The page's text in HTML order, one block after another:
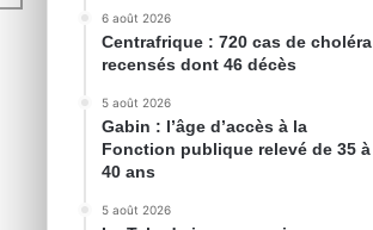
6 août 2026
Centrafrique : 720 cas de choléra
recensés dont 46 décès
5 août 2026
Gabin : l’âge d’accès à la
Fonction publique relevé de 35 à
40 ans
5 août 2026